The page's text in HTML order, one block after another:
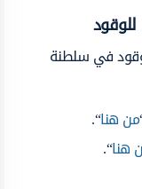
في سلطنة
من هنا“.
هنا“.